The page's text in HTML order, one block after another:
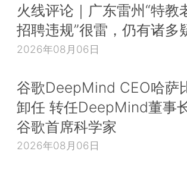
火线评论｜广东雷州“特教
招聘违规”很雷，仍有诸多
2026年08月06日
谷歌DeepMind CEO哈萨
卸任 转任DeepMind董事
谷歌首席科学家
2026年08月06日